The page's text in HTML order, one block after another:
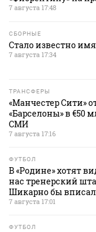
7 августа 17:48
СБОРНЫЕ
Стало известно
7 августа 17:34
ТРАНСФЕРЫ
«Манчестер Сити»
«Барселоны» в €50
СМИ
7 августа 17:16
ФУТБОЛ
В «Родине» хотят
нас тренерский
Шикарно бы
7 августа 17:01
ФУТБОЛ